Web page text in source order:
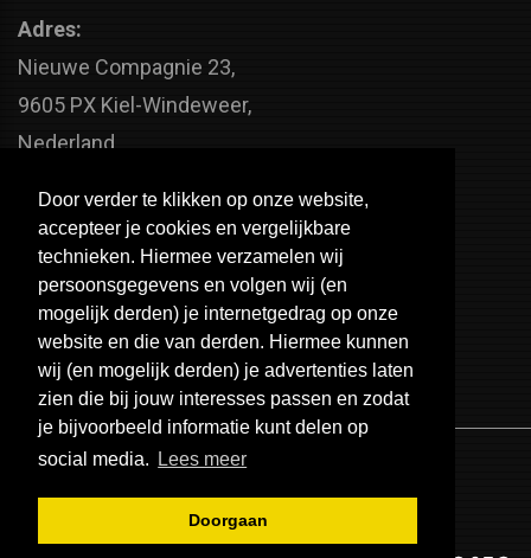
Door verder te klikken op onze website,
accepteer je cookies en vergelijkbare
technieken. Hiermee verzamelen wij
persoonsgegevens en volgen wij (en
mogelijk derden) je internetgedrag op onze
website en die van derden. Hiermee kunnen
wij (en mogelijk derden) je advertenties laten
zien die bij jouw interesses passen en zodat
je bijvoorbeeld informatie kunt delen op
social media.
Lees meer
Doorgaan
Adres:
Nieuwe Compagnie 23,
9605 PX Kiel-Windeweer,
Nederland
+31 598 - 320 402
Telefoonnummer:
+31 598 - 350 330
Email:
info@usa-engines.com